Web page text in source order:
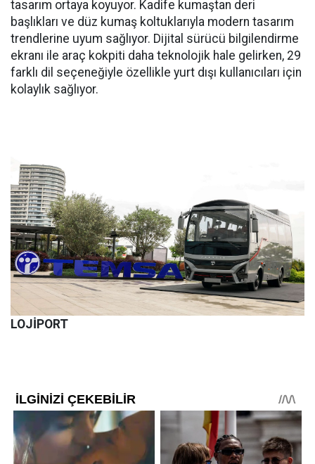
tasarım ortaya koyuyor. Kadife kumaştan deri
başlıkları ve düz kumaş koltuklarıyla modern tasarım
trendlerine uyum sağlıyor. Dijital sürücü bilgilendirme
ekranı ile araç kokpiti daha teknolojik hale gelirken, 29
farklı dil seçeneğiyle özellikle yurt dışı kullanıcıları için
kolaylık sağlıyor.
LOJİPORT